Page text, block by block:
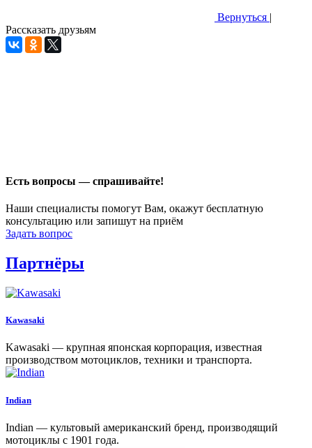
Вернуться |
Рассказать друзьям
Есть вопросы — спрашивайте!
Наши специалисты помогут Вам, окажут бесплатную
консультацию или запишут на приём
Задать вопрос
Партнёры
Kawasaki
Kawasaki — крупная японская корпорация, известная
производством мотоциклов, техники и транспорта.
Indian
Indian — культовый американский бренд, производящий
мотоциклы с 1901 года.